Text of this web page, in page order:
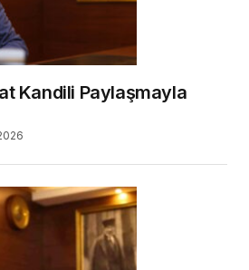
Kandili Paylaşmayla